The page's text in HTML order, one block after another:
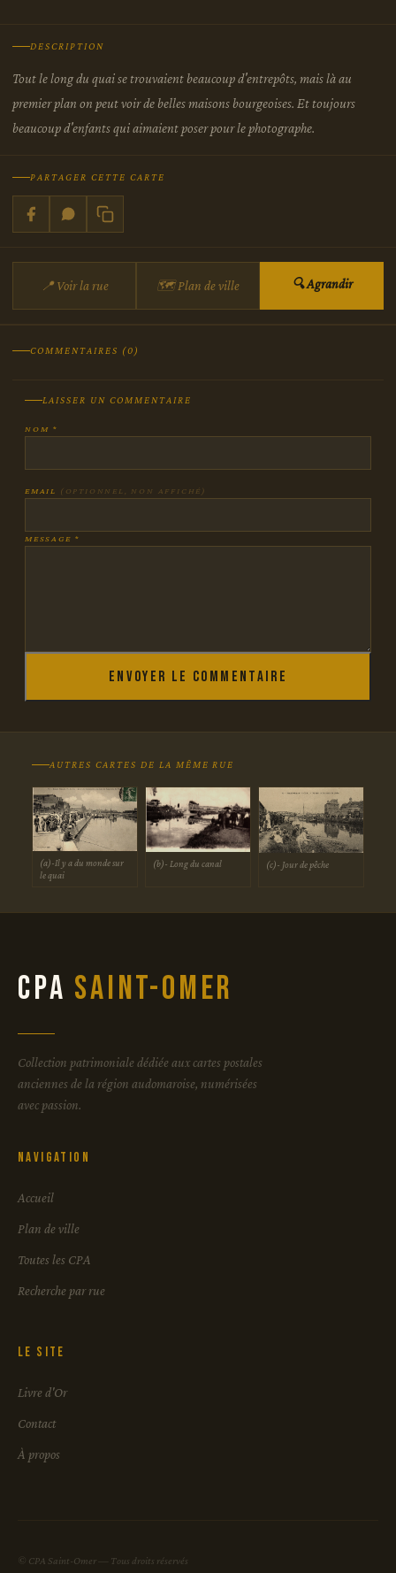
DESCRIPTION
Tout le long du quai se trouvaient beaucoup d'entrepôts, mais là au
premier plan on peut voir de belles maisons bourgeoises. Et toujours
beaucoup d'enfants qui aimaient poser pour le photographe.
PARTAGER CETTE CARTE
📍 Voir la rue 🗺 Plan de ville 🔍 Agrandir
COMMENTAIRES (0)
LAISSER UN COMMENTAIRE
NOM *
EMAIL (OPTIONNEL, NON AFFICHÉ)
MESSAGE *
Envoyer le commentaire
AUTRES CARTES DE LA MÊME RUE
(a)-Il y a du monde sur
le quai
(b)- Long du canal (c)- Jour de pêche
CPA Saint-Omer
Collection patrimoniale dédiée aux cartes postales
anciennes de la région audomaroise, numérisées
avec passion.
Navigation
Accueil
Plan de ville
Toutes les CPA
Recherche par rue
Le site
Livre d'Or
Contact
À propos
© CPA Saint-Omer — Tous droits réservés